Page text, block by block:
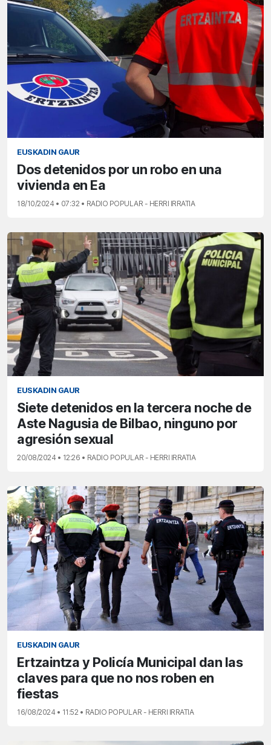
EUSKADIN GAUR
Dos detenidos por un robo en una
vivienda en Ea
18/10/2024 • 07:32 • RADIO POPULAR - HERRI IRRATIA
EUSKADIN GAUR
Siete detenidos en la tercera noche de
Aste Nagusia de Bilbao, ninguno por
agresión sexual
20/08/2024 • 12:26 • RADIO POPULAR - HERRI IRRATIA
EUSKADIN GAUR
Ertzaintza y Policía Municipal dan las
claves para que no nos roben en
fiestas
16/08/2024 • 11:52 • RADIO POPULAR - HERRI IRRATIA